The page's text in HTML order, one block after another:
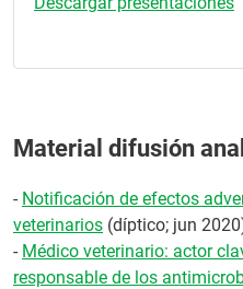
Material difusión
- Notificación de efectos
veterinarios (díptico; jun
- Médico veterinario: actor
responsable de los